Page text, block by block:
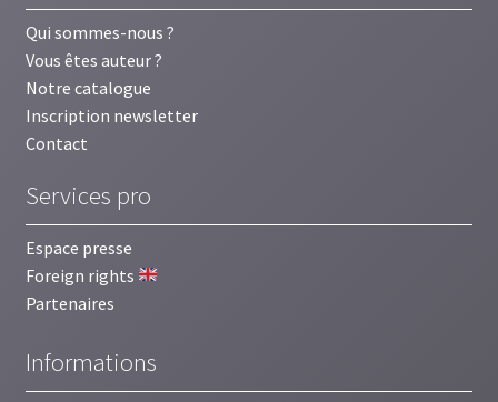
Qui sommes-nous ?
Vous êtes auteur ?
Notre catalogue
Inscription newsletter
Contact
Services pro
Espace presse
Foreign rights
Partenaires
Informations